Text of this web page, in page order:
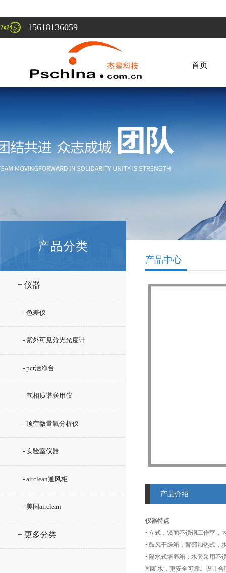
15618136059
首页
产品分类
+ 仪器
- 色差仪
- 紫外可见分光光度计
- pcr洁净台
- 气相质谱联用仪
- 顶空微量氧分析仪
- 实验室仪器
- airclean通风柜
- 美国airclean
+ 更多分类
产品中心
产品介绍
仪器特点
• 立式，镜面不锈钢工作室，
• 鼓风干燥箱：背部加热式，
• 隔水式培养箱：水套采用不
和断水，更安全可靠。设计